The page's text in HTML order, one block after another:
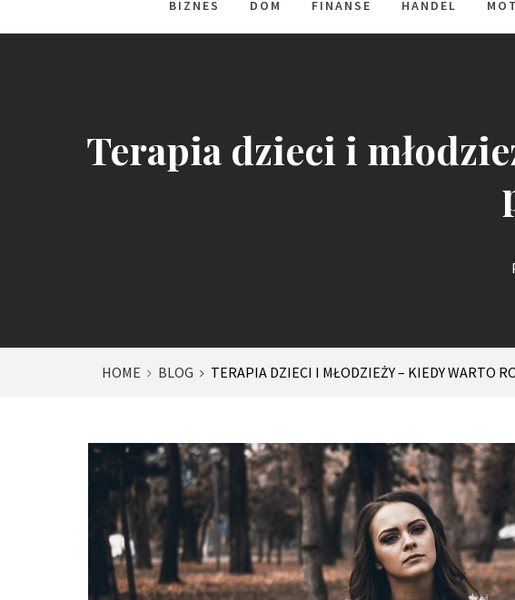
BIZNES DOM FINANSE HANDEL
Terapia dzieci i
HOME BLOG TERAPIA DZIECI I MŁODZIEŻY – KIEDY WARTO